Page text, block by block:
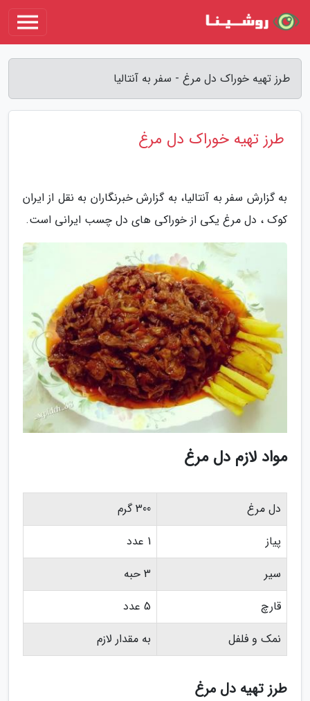
طرز تهیه خوراک دل مرغ - سفر به آنتالیا
طرز تهیه خوراک دل مرغ
به گزارش سفر به آنتالیا، به گزارش خبرنگاران به نقل از ایران
کوک ، دل مرغ یکی از خوراکی های دل چسب ایرانی است.
مواد لازم دل مرغ
دل مرغ
300 گرم
پیاز
1 عدد
سیر
3 حبه
قارچ
5 عدد
نمک و فلفل
به مقدار لازم
طرز تهیه دل مرغ